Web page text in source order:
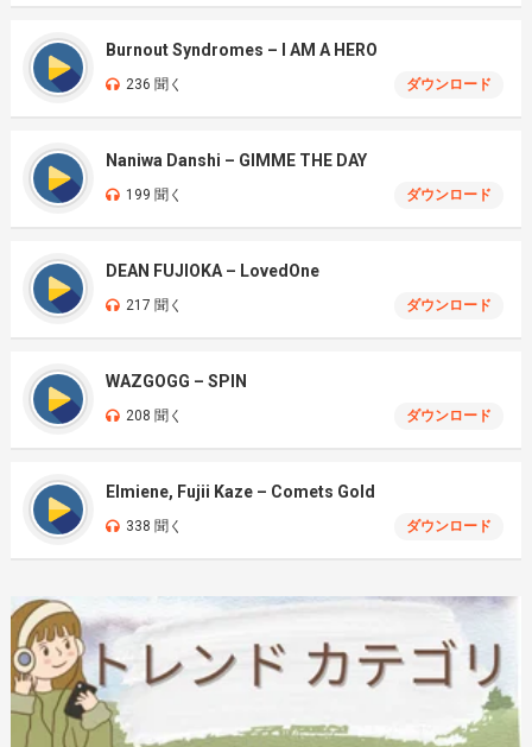
Burnout Syndromes – I AM A HERO
236 聞く ダウンロード
Naniwa Danshi – GIMME THE DAY
199 聞く ダウンロード
DEAN FUJIOKA – LovedOne
217 聞く ダウンロード
WAZGOGG – SPIN
208 聞く ダウンロード
Elmiene, Fujii Kaze – Comets Gold
338 聞く ダウンロード